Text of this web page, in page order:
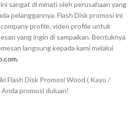
sangat di minati oleh perusahaan yang
pelanggannya. Flash Disk promosi ini
profile, video profile untuk
yang ingin di sampaikan. Bentuknya
langsung kepada kami melalui
Flash Disk Promosi Wood ( Kayu /
promosi duluan!